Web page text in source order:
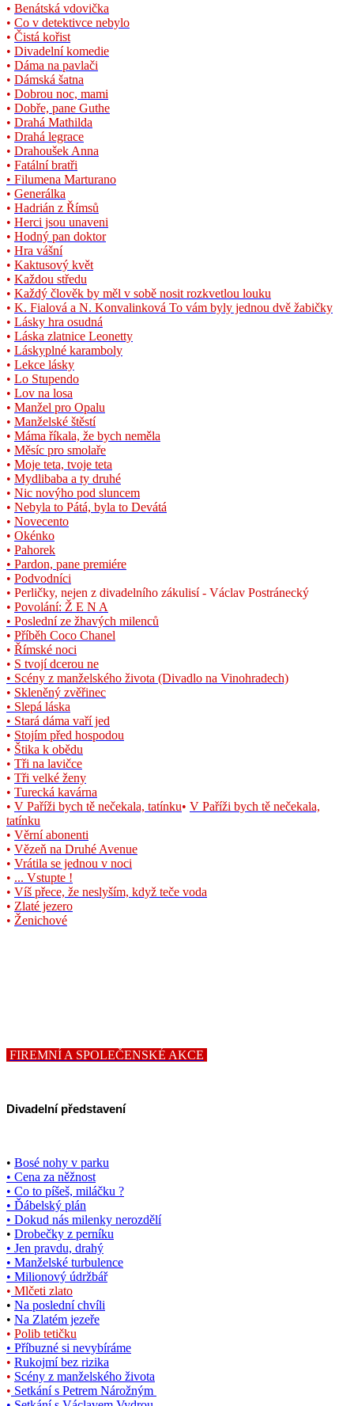
• Benátská vdovička
• Co v detektivce nebylo
• Čistá kořist
• Divadelní komedie
• Dáma na pavlači
• Dámská šatna
• Dobrou noc, mami
• Dobře, pane Guthe
• Drahá Mathilda
• Drahá legrace
• Drahoušek Anna
• Fatální bratři
• Filumena Marturano
• Generálka
• Hadrián z Římsů
• Herci jsou unaveni
• Hodný pan doktor
• Hra vášní
• Kaktusový květ
• Každou středu
• Každý člověk by měl v sobě nosit rozkvetlou louku
• K. Fialová a N. Konvalinková To vám byly jednou dvě žabičky
• Lásky hra osudná
• Láska zlatnice Leonetty
• Láskyplné karamboly
• Lekce lásky
• Lo Stupendo
• Lov na losa
• Manžel pro Opalu
• Manželské štěstí
• Máma říkala, že bych neměla
• Měsíc pro smolaře
• Moje teta, tvoje teta
• Mydlibaba a ty druhé
• Nic novýho pod sluncem
• Nebyla to Pátá, byla to Devátá
• Novecento
• Okénko
• Pahorek
• Pardon, pane premiére
• Podvodníci
• Perličky, nejen z divadelního zákulisí - Václav Postránecký
• Povolání: Ž E N A
• Poslední ze žhavých milenců
• Příběh Coco Chanel
• Římské noci
• S tvojí dcerou ne
• Scény z manželského života (Divadlo na Vinohradech)
• Skleněný zvěřinec
• Slepá láska
• Stará dáma vaří jed
• Stojím před hospodou
• Štika k obědu
• Tři na lavičce
• Tři velké ženy
• Turecká kavárna
• V Paříži bych tě nečekala, tatínku• V Paříži bych tě nečekala,
tatínku
• Věrní abonenti
• Vězeň na Druhé Avenue
• Vrátila se jednou v noci
• ... Vstupte !
• Víš přece, že neslyším, když teče voda
• Zlaté jezero
• Ženichové
FIREMNÍ A SPOLEČENSKÉ AKCE
Divadelní představení
• Bosé nohy v parku
• Cena za něžnost
• Co to píšeš, miláčku ?
• Ďábelský plán
• Dokud nás milenky nerozdělí
• Drobečky z perníku
• Jen pravdu, drahý
• Manželské turbulence
• Milionový údržbář
• Mlčeti zlato
• Na poslední chvíli
• Na Zlatém jezeře
• Polib tetičku
• Příbuzné si nevybíráme
• Rukojmí bez rizika
• Scény z manželského života
• Setkání s Petrem Nárožným